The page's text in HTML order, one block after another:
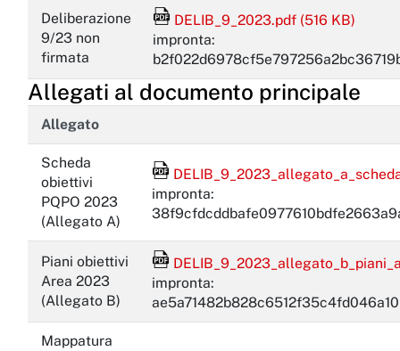
Deliberazione
9/23 non
firmata
File Acrobat Reader
DELIB_9_2023.pdf (516 KB)
impronta:
Allegati al documento principale
Allegato
Scheda
obiettivi
PQPO 2023
(Allegato A)
File Acrobat Reader
impronta:
Piani obiettivi
Area 2023
(Allegato B)
File Acrobat Reader
impronta:
Mappatura